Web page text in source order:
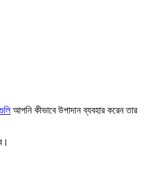
আপনি কীভাবে উপাদান ব্যবহার করেন তার